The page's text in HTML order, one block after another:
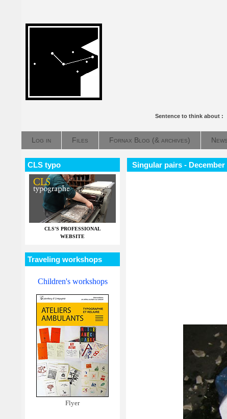
Sentence to think about :
Log in Files Fornax Blog (& archives) News
CLS typo
CLS'S PROFESSIONAL
WEBSITE
Traveling workshops
Children's workshops
Flyer
Singular pairs - December